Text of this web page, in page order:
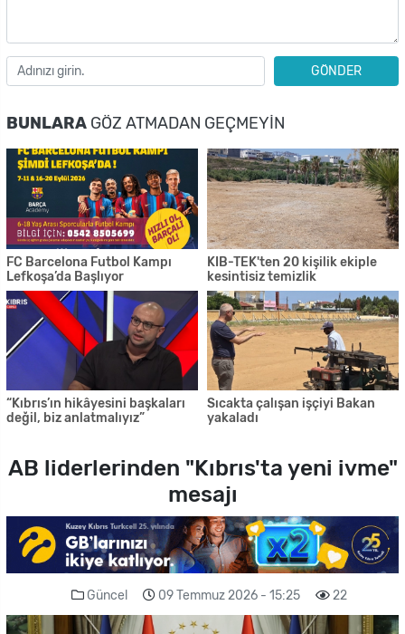
GÖNDER
BUNLARA GÖZ ATMADAN GEÇMEYIN
FC Barcelona Futbol Kampı
Lefkoşa’da Başlıyor
KIB-TEK'ten 20 kişilik ekiple
kesintisiz temizlik
“Kıbrıs’ın hikâyesini başkaları
değil, biz anlatmalıyız”
Sıcakta çalışan işçiyi Bakan
yakaladı
AB liderlerinden "Kıbrıs'ta yeni ivme"
mesajı
Güncel 09 Temmuz 2026 - 15:25 22